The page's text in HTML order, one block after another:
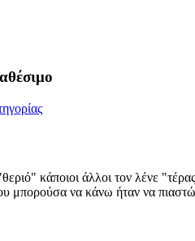
κάποιοι άλλοι τον λένε
μπορούσα να κάνω ήταν να